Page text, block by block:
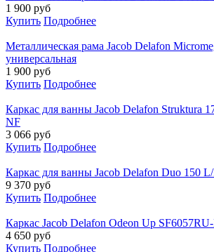
1 900 руб
Купить Подробнее
Металлическая рама Jacob Delafon
универсальная
1 900 руб
Купить Подробнее
Каркас для ванны Jacob Delafon Struktura
NF
3 066 руб
Купить Подробнее
Каркас для ванны Jacob Delafon Duo 150
9 370 руб
Купить Подробнее
Каркас Jacob Delafon Odeon Up
4 650 руб
Купить Подробнее